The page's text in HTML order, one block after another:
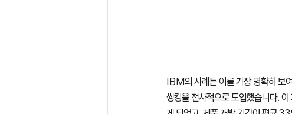
IBM의 사례는 이를 가장 명확히 보
씽킹을 전사적으로 도입했습니다.